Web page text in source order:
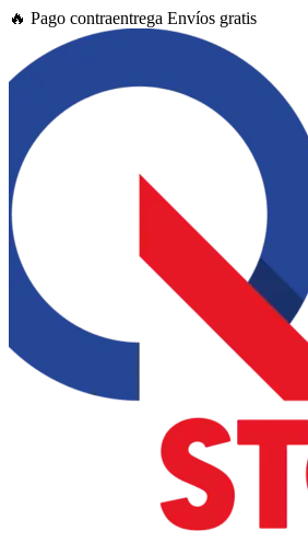
Ir
contenido
🔥 Pago contraentrega Envíos gratis